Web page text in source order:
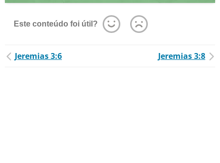
Este conteúdo foi útil?
Jeremias 3:6 Jeremias 3:8